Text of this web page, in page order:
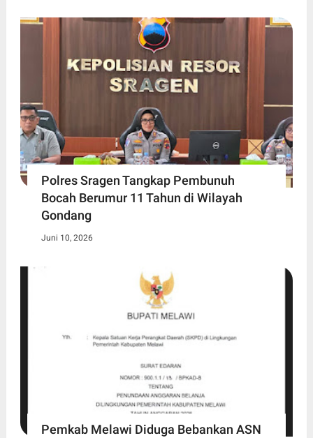
Polres Sragen Tangkap Pembunuh
Bocah Berumur 11 Tahun di Wilayah
Gondang
Juni 10, 2026
Pemkab Melawi Diduga Bebankan ASN